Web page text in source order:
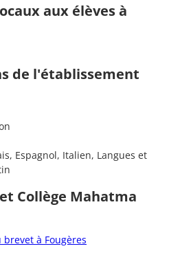
aux élèves à
de l'établissement
Espagnol, Italien, Langues et
Collège Mahatma
à Fougères